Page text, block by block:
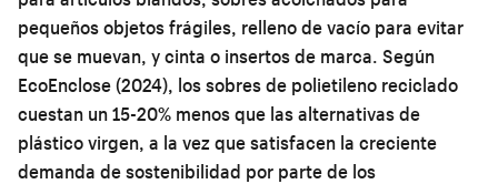
pequeños objetos frágiles, relleno de vacío para evitar
que se muevan, y cinta o insertos de marca. Según
EcoEnclose (2024), los sobres de polietileno reciclado
cuestan un 15-20% menos que las alternativas de
plástico virgen, a la vez que satisfacen la creciente
demanda de sostenibilidad por parte de los